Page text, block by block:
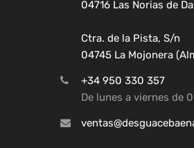
04716 Las Norias de
Ctra. de la Pista, S/n
04745 La Mojonera
+34 950 330 357
De lunes a viernes de